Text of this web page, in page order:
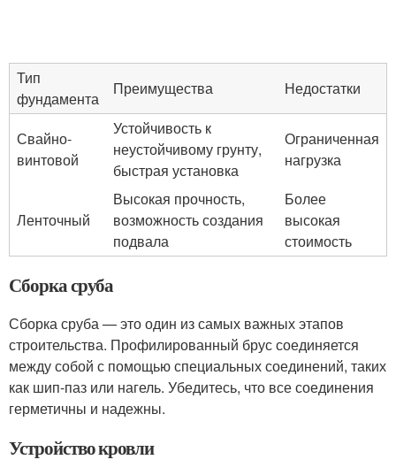
Тип
фундамента
Преимущества Недостатки
Свайно-
винтовой
Устойчивость к
неустойчивому грунту,
быстрая установка
Ограниченная
нагрузка
Ленточный
Высокая прочность,
возможность создания
подвала
Более
высокая
стоимость
Сборка сруба
Сборка сруба — это один из самых важных этапов
строительства. Профилированный брус соединяется
между собой с помощью специальных соединений, таких
как шип-паз или нагель. Убедитесь, что все соединения
герметичны и надежны.
Устройство кровли